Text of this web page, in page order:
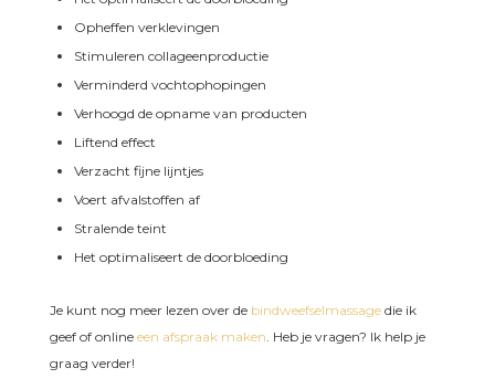
Opheffen verklevingen
Stimuleren collageenproductie
Verminderd vochtophopingen
Verhoogd de opname van producten
Liftend effect
Verzacht fijne lijntjes
Voert afvalstoffen af
Stralende teint
Het optimaliseert de doorbloeding
Je kunt nog meer lezen over de bindweefselmassagedie ik
geef of online een afspraak maken. Heb je vragen? Ik help je
graag verder!